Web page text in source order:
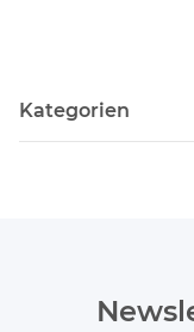
Kategorien